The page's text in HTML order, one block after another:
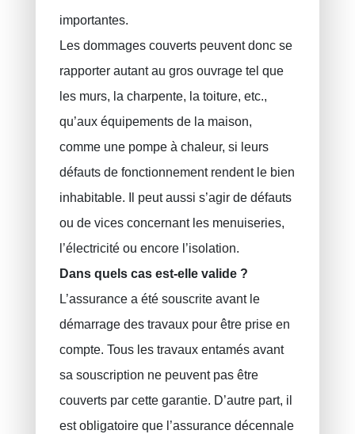
importantes.
Les dommages couverts peuvent donc se
rapporter autant au gros ouvrage tel que
les murs, la charpente, la toiture, etc.,
qu’aux équipements de la maison,
comme une pompe à chaleur, si leurs
défauts de fonctionnement rendent le bien
inhabitable. Il peut aussi s’agir de défauts
ou de vices concernant les menuiseries,
l’électricité ou encore l’isolation.
Dans quels cas est-elle valide ?
L’assurance a été souscrite avant le
démarrage des travaux pour être prise en
compte. Tous les travaux entamés avant
sa souscription ne peuvent pas être
couverts par cette garantie. D’autre part, il
est obligatoire que l’assurance décennale